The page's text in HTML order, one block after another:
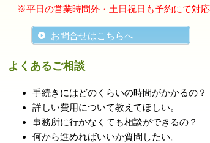
※平日の営業時間外・土日祝日も予約にて対応
お問合せはこちらへ
よくあるご相談
手続きにはどのくらいの時間がかかるの？
詳しい費用について教えてほしい。
事務所に行かなくても相談ができるの？
何から進めればいいか質問したい。